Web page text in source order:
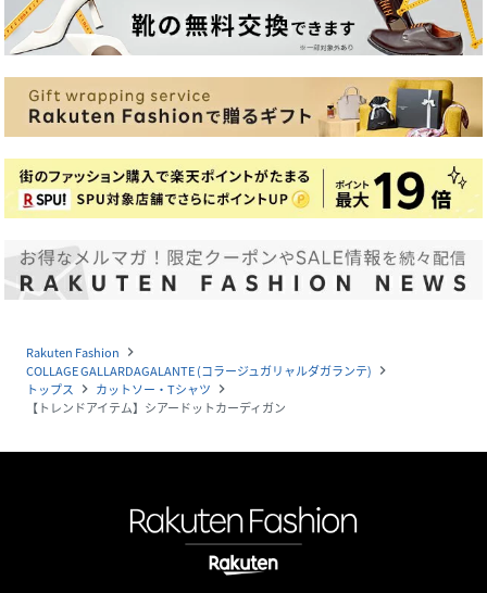
Rakuten Fashion navigate_next
COLLAGE GALLARDAGALANTE (コラージュガリャルダガランテ) navigate_next
トップス navigate_next カットソー・Tシャツ navigate_next
【トレンドアイテム】シアードットカーディガン